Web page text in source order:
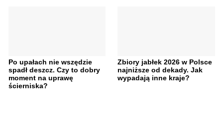
Po upałach nie wszędzie
spadł deszcz. Czy to dobry
moment na uprawę
ścierniska?
Zbiory jabłek 2026 w Polsce
najniższe od dekady. Jak
wypadają inne kraje?